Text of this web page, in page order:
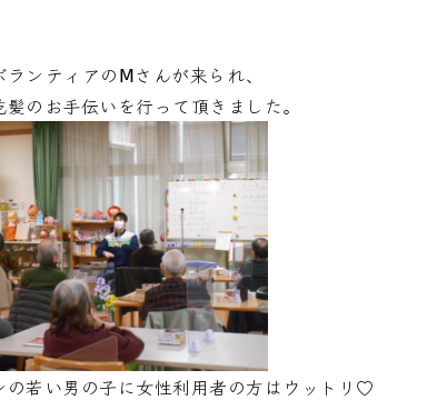
ランティアのⅯさんが来られ、
のお手伝いを行って頂きました。
の若い男の子に女性利用者の方はウットリ♡